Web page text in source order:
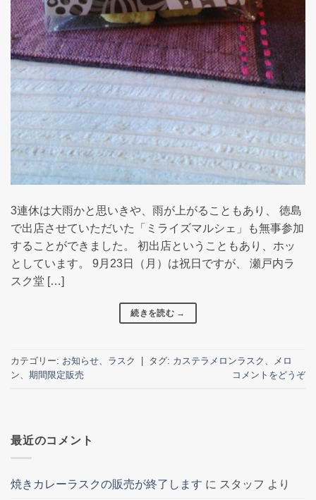
3連休は大雨かと思いきや、雨が上がることもあり、 徳島
で出店させていただいた「ミライズマルシェ」も無事参加
することができました。 初出店ということもあり、ホッ
としています。 9月23日（月）は祝日ですが、 瀬戸内ラ
スク堂 […]
続きを読む →
カテゴリー: お知らせ、 ラスク タグ: カステラメロンラスク 、
メロ
ン、 期間限定販売 コメントをどうぞ
最近のコメント
焼きカレーラスクの販売が終了します に スタッフ より